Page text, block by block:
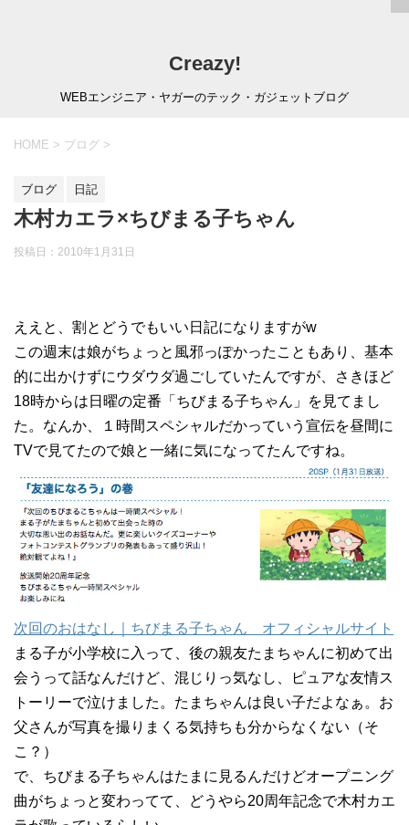
Creazy!
WEBエンジニア・ヤガーのテック・ガジェットブログ
HOME > ブログ >
ブログ 日記
木村カエラ×ちびまる子ちゃん
投稿日： 2010年1月31日
ええと、割とどうでもいい日記になりますがw
この週末は娘がちょっと風邪っぽかったこともあり、基本
的に出かけずにウダウダ過ごしていたんですが、さきほど
18時からは日曜の定番「ちびまる子ちゃん」を見てまし
た。なんか、１時間スペシャルだかっていう宣伝を昼間に
TVで見てたので娘と一緒に気になってたんですね。
次回のおはなし｜ちびまる子ちゃん オフィシャルサイト
まる子が小学校に入って、後の親友たまちゃんに初めて出
会うって話なんだけど、混じりっ気なし、ピュアな友情ス
トーリーで泣けました。たまちゃんは良い子だよなぁ。お
父さんが写真を撮りまくる気持ちも分からなくない（そ
こ？）
で、ちびまる子ちゃんはたまに見るんだけどオープニング
曲がちょっと変わってて、どうやら20周年記念で木村カエ